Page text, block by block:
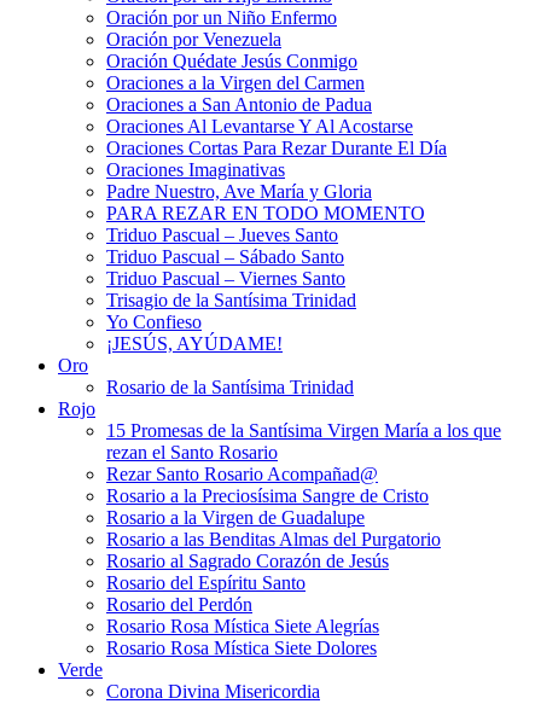
Oración por un Niño Enfermo
Oración por Venezuela
Oración Quédate Jesús Conmigo
Oraciones a la Virgen del Carmen
Oraciones a San Antonio de Padua
Oraciones Al Levantarse Y Al Acostarse
Oraciones Cortas Para Rezar Durante El Día
Oraciones Imaginativas
Padre Nuestro, Ave María y Gloria
PARA REZAR EN TODO MOMENTO
Triduo Pascual – Jueves Santo
Triduo Pascual – Sábado Santo
Triduo Pascual – Viernes Santo
Trisagio de la Santísima Trinidad
Yo Confieso
¡JESÚS, AYÚDAME!
Oro
Rosario de la Santísima Trinidad
Rojo
15 Promesas de la Santísima Virgen María a los que
rezan el Santo Rosario
Rezar Santo Rosario Acompañad@
Rosario a la Preciosísima Sangre de Cristo
Rosario a la Virgen de Guadalupe
Rosario a las Benditas Almas del Purgatorio
Rosario al Sagrado Corazón de Jesús
Rosario del Espíritu Santo
Rosario del Perdón
Rosario Rosa Mística Siete Alegrías
Rosario Rosa Mística Siete Dolores
Verde
Corona Divina Misericordia